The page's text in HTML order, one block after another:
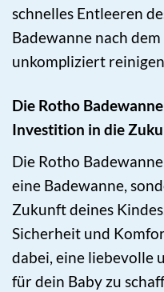
schnelles Entleeren
Badewanne nach
unkompliziert
Die Rotho
Investition in die
Die Rotho
eine Badewanne,
Zukunft deines
Sicherheit und
dabei, eine liebevolle
für dein Baby zu